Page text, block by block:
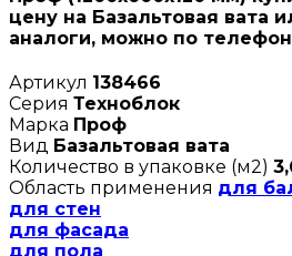
цену на Базальтовая вата
аналоги, можно по
Артикул 138466
Серия Техноблок
Марка Проф
Вид Базальтовая вата
Количество в упаковке (м2)
Область применения для
для стен
для фасада
для пола